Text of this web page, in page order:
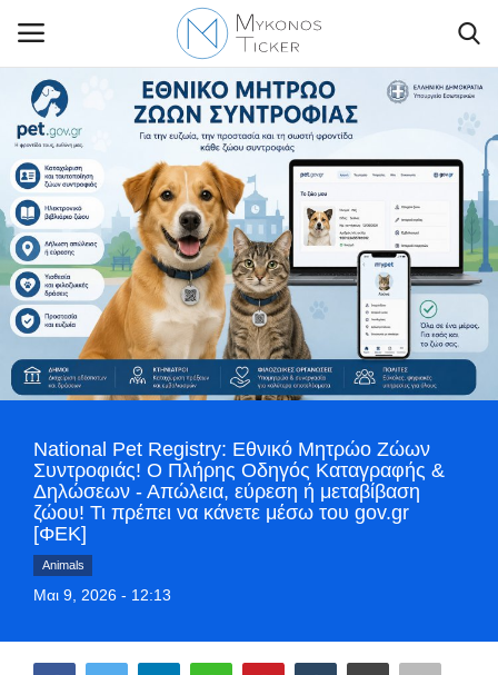
Contact Us
Politique
Business
World
Style Adorés
Greece
Entertainment
National Pet Registry: Εθνικό Μητρώο Ζώων
Συντροφιάς! Ο Πλήρης Οδηγός Καταγραφής &
Δηλώσεων - Απώλεια, εύρεση ή μεταβίβαση
ζώου! Τι πρέπει να κάνετε μέσω του gov.gr
[ΦΕΚ]
Animals
Μαι 9, 2026 - 12:13